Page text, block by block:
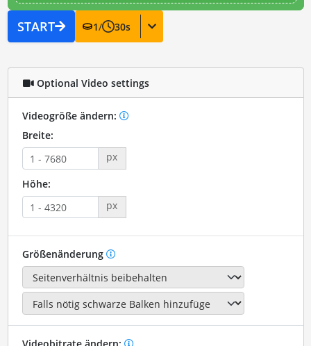
START 1/ 30s
Optional Video settings
Videogröße ändern:
Breite:
px
Höhe:
px
Größenänderung